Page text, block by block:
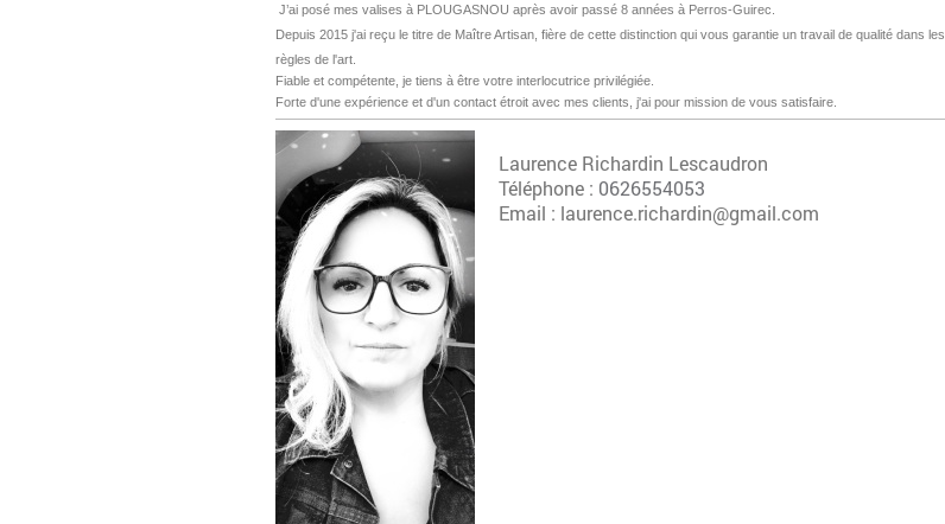
J’ai posé mes valises à PLOUGASNOU après avoir passé 8 années à Perros-Guirec.
Depuis 2015 j'ai reçu le titre de Maître Artisan, fière de cette distinction qui vous garantie un travail de qualité dans les
règles de l'art.
Fiable et compétente, je tiens à être votre interlocutrice privilégiée.
Forte d'une expérience et d'un contact étroit avec mes clients, j'ai pour mission de vous satisfaire.
Laurence Richardin Lescaudron
Téléphone : 0626554053
Email : laurence.richardin@gmail.com